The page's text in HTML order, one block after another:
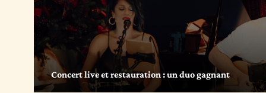
Concert live et restauration : un duo gagnant